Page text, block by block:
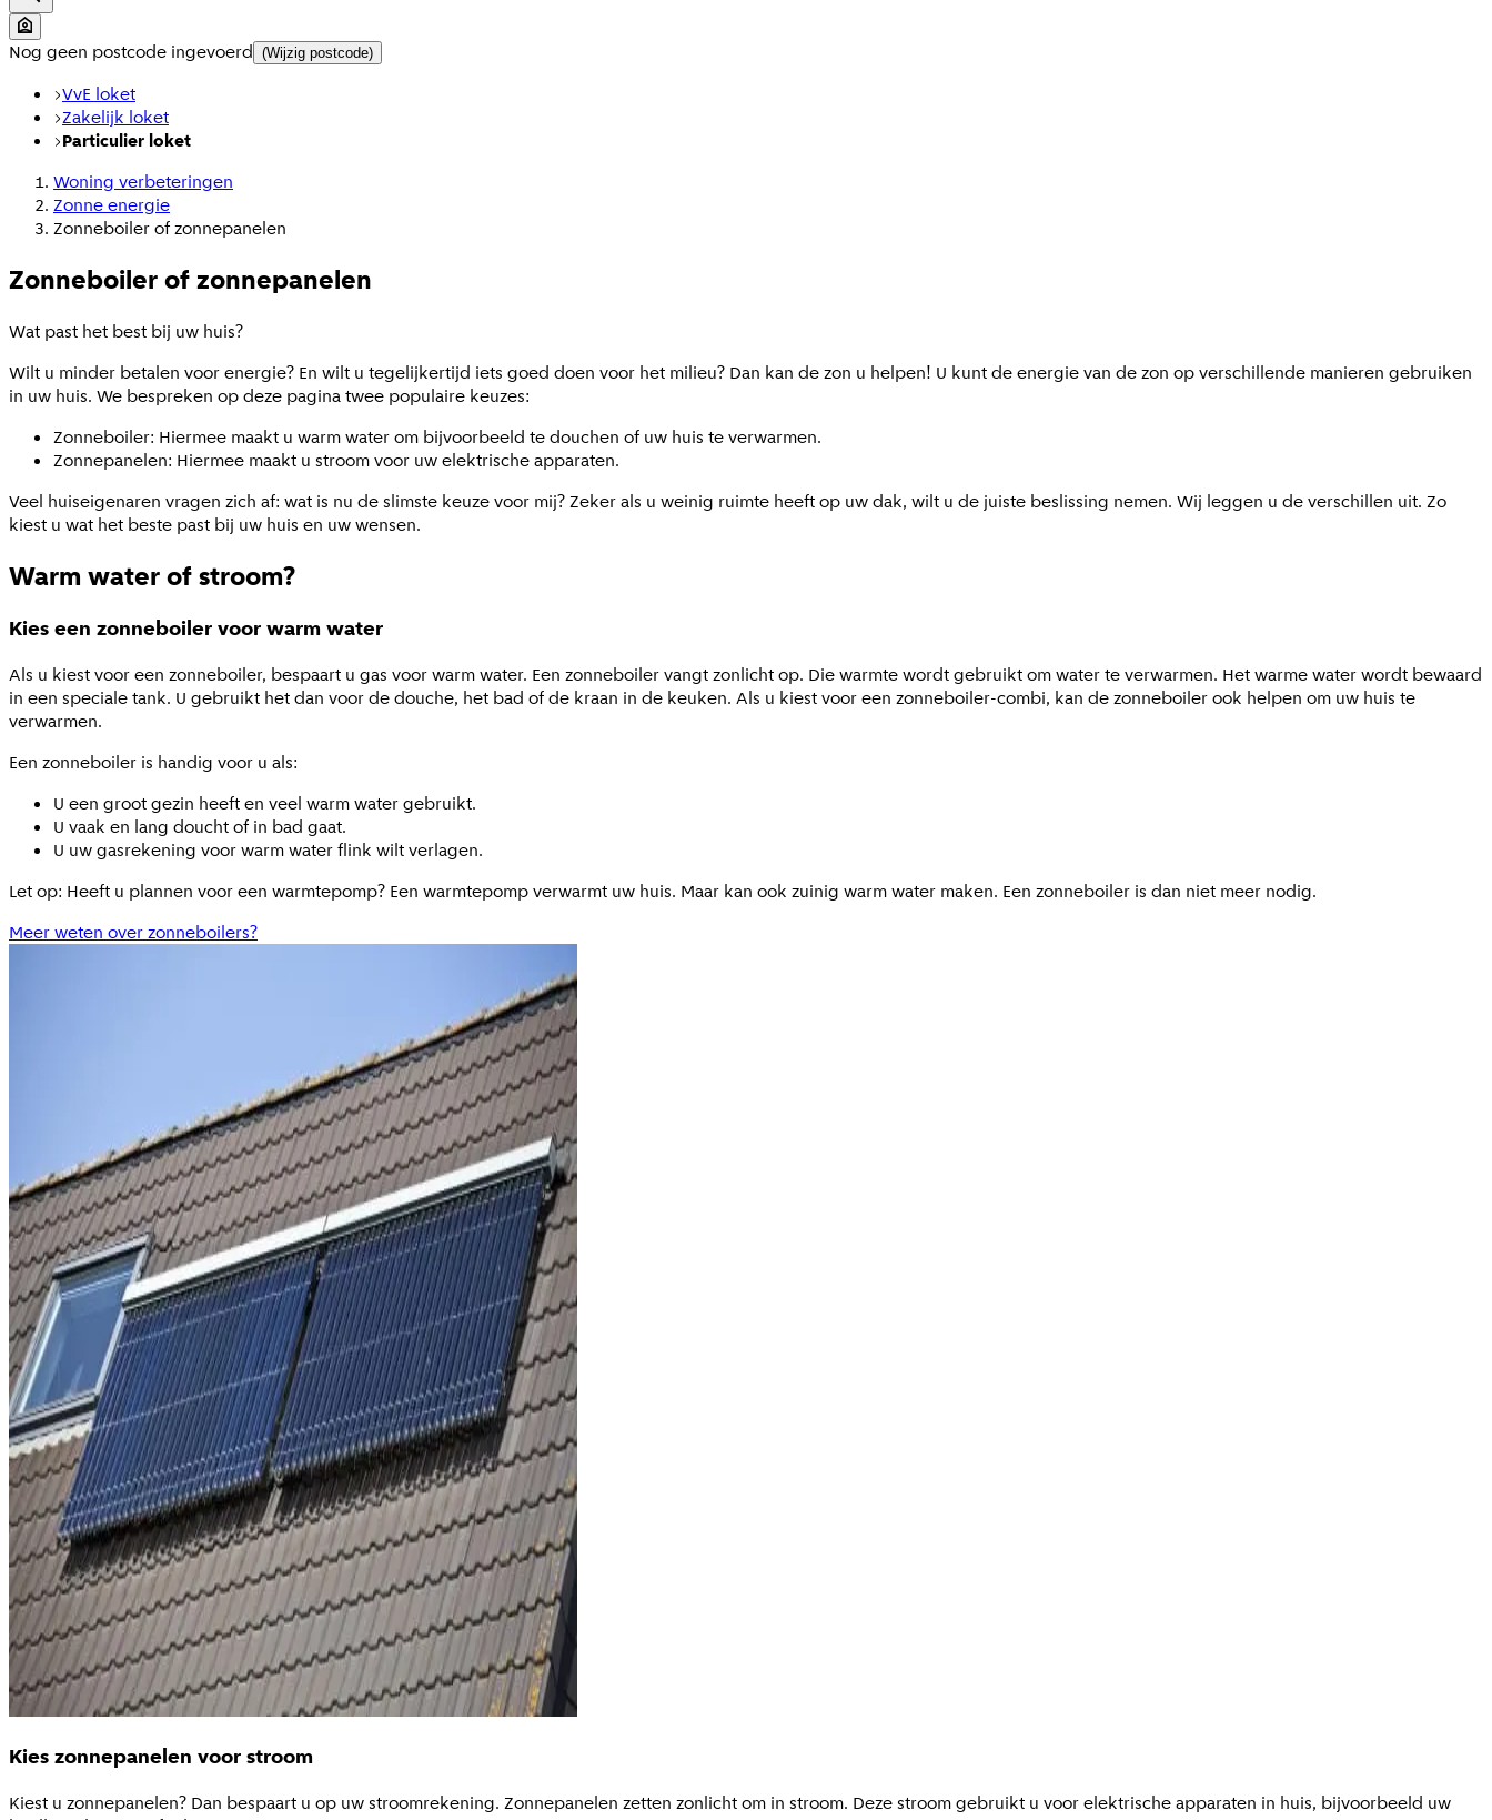
Nog geen postcode ingevoerd (Wijzig postcode)
VvE loket
Zakelijk loket
Particulier loket
Woning verbeteringen
Zonne energie
Zonneboiler of zonnepanelen
Zonneboiler of zonnepanelen
Wat past het best bij uw huis?
Wilt u minder betalen voor energie? En wilt u tegelijkertijd iets goed doen voor het milieu? Dan kan de zon u helpen! U kunt de energie van de zon op verschillende manieren gebruiken
in uw huis. We bespreken op deze pagina twee populaire keuzes:
Zonneboiler: Hiermee maakt u warm water om bijvoorbeeld te douchen of uw huis te verwarmen.
Zonnepanelen: Hiermee maakt u stroom voor uw elektrische apparaten.
Veel huiseigenaren vragen zich af: wat is nu de slimste keuze voor mij? Zeker als u weinig ruimte heeft op uw dak, wilt u de juiste beslissing nemen. Wij leggen u de verschillen uit. Zo
kiest u wat het beste past bij uw huis en uw wensen.
Warm water of stroom?
Kies een zonneboiler voor warm water
Als u kiest voor een zonneboiler, bespaart u gas voor warm water. Een zonneboiler vangt zonlicht op. Die warmte wordt gebruikt om water te verwarmen. Het warme water wordt bewaard
in een speciale tank. U gebruikt het dan voor de douche, het bad of de kraan in de keuken. Als u kiest voor een zonneboiler-combi, kan de zonneboiler ook helpen om uw huis te
verwarmen.
Een zonneboiler is handig voor u als:
U een groot gezin heeft en veel warm water gebruikt.
U vaak en lang doucht of in bad gaat.
U uw gasrekening voor warm water flink wilt verlagen.
Let op: Heeft u plannen voor een warmtepomp? Een warmtepomp verwarmt uw huis. Maar kan ook zuinig warm water maken. Een zonneboiler is dan niet meer nodig.
Meer weten over zonneboilers?
Kies zonnepanelen voor stroom
Kiest u zonnepanelen? Dan bespaart u op uw stroomrekening. Zonnepanelen zetten zonlicht om in stroom. Deze stroom gebruikt u voor elektrische apparaten in huis, bijvoorbeeld uw